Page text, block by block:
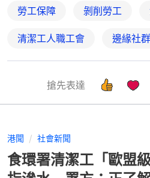
勞工保障 剝削勞工
清潔工人職工會 邊緣社群
搶先表達
港聞 社會新聞
食環署清潔工「歐盟